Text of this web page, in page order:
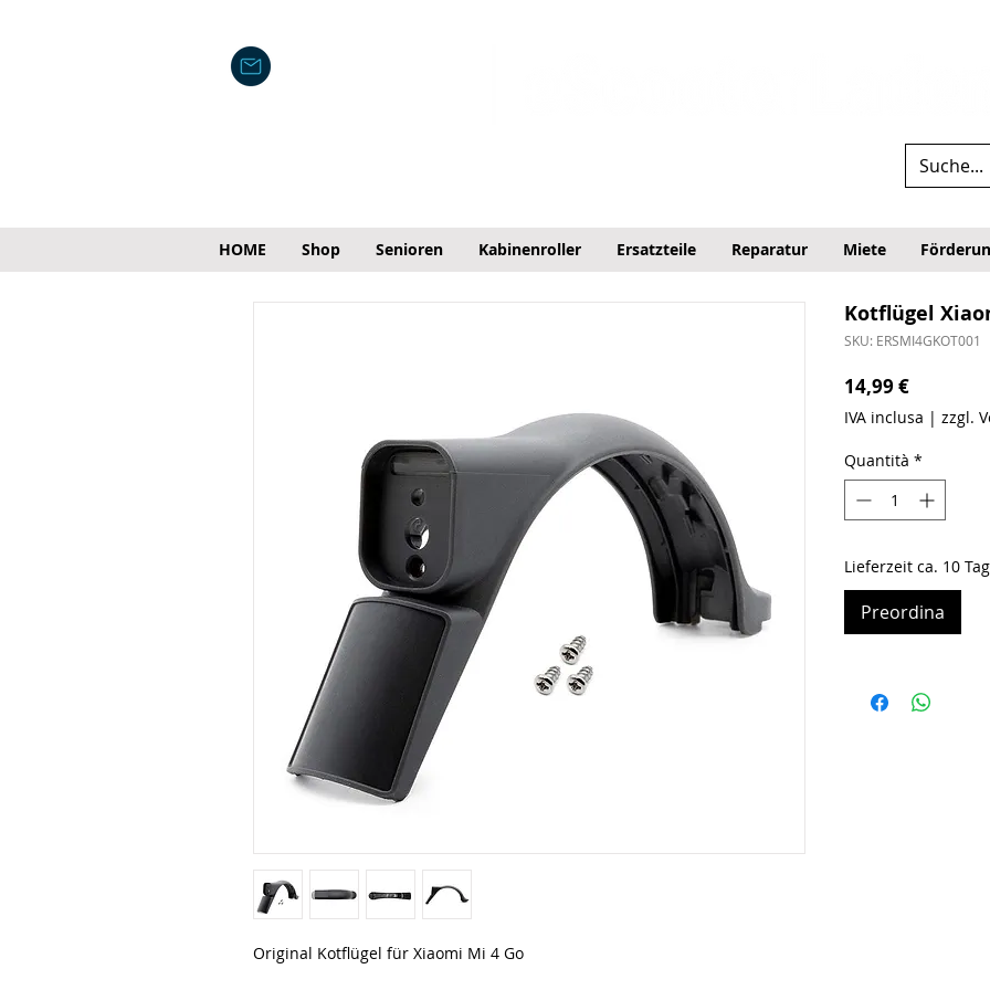
HOME Shop Senioren Kabinenroller Ersatzteile Reparatur Miete
Original Kotflügel für Xiaomi Mi 4 Go
Kotflügel
SKU: ERSMI4GKOT001
14,99 €Prezzo
IVA inclusa | zzgl.
Quantità *
Lieferzeit ca. 10
Preordina